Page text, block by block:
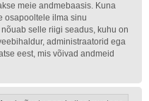
meie andmebaasis. Kuna
osapooltele ilma sinu
selle riigi seadus, kuhu on
administraatorid ega
eest, mis võivad andmeid